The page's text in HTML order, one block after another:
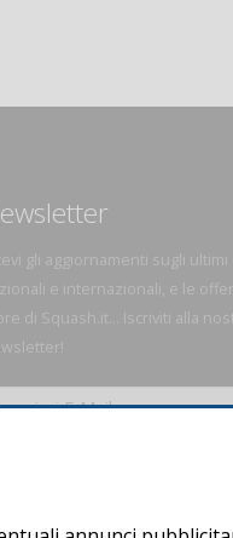
gli aggiornamenti sugli ultimi
e internazionali, e le
di Squash.it... Iscriviti alla